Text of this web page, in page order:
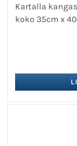
Kartalla
koko 35cm x